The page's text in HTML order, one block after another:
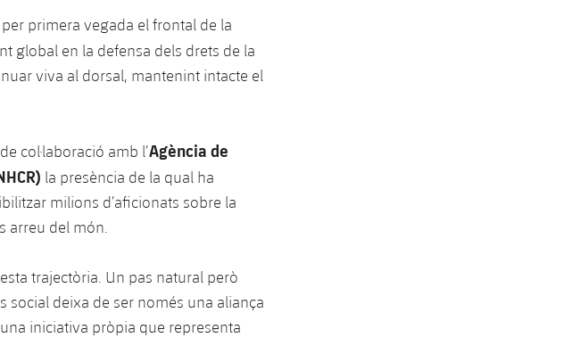
primera vegada el frontal de la
global en la defensa dels drets de la
viva al dorsal, mantenint intacte el
col·laboració amb l’Agència de
la presència de la qual ha
milions d’aficionats sobre la
arreu del món.
trajectòria. Un pas natural però
deixa de ser només una aliança
iniciativa pròpia que representa